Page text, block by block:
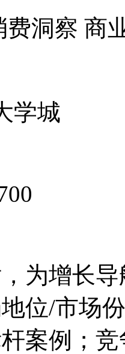
费洞察 商
学城
为增长导
位/市场
案例；